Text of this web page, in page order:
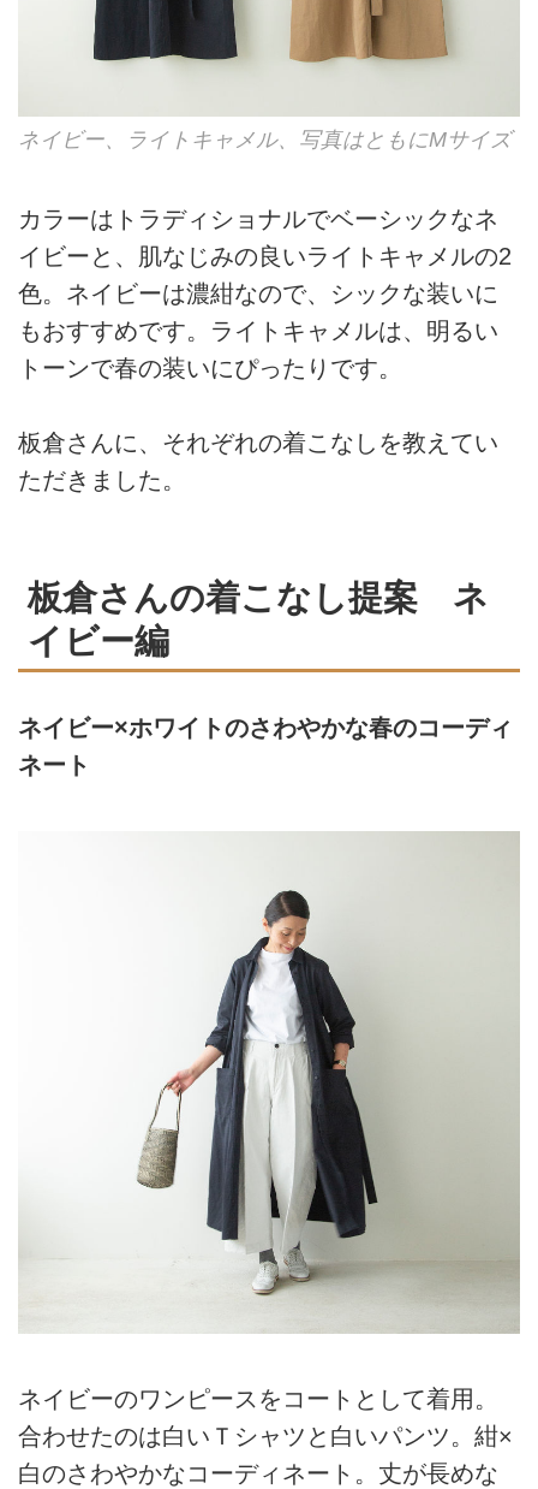
ネイビー、ライトキャメル、写真はともにMサイズ
カラーはトラディショナルでベーシックなネ
イビーと、肌なじみの良いライトキャメルの2
色。ネイビーは濃紺なので、シックな装いに
もおすすめです。ライトキャメルは、明るい
トーンで春の装いにぴったりです。
板倉さんに、それぞれの着こなしを教えてい
ただきました。
板倉さんの着こなし提案 ネ
イビー編
ネイビー×ホワイトのさわやかな春のコーディ
ネート
ネイビーのワンピースをコートとして着用。
合わせたのは白いＴシャツと白いパンツ。紺×
白のさわやかなコーディネート。丈が長めな